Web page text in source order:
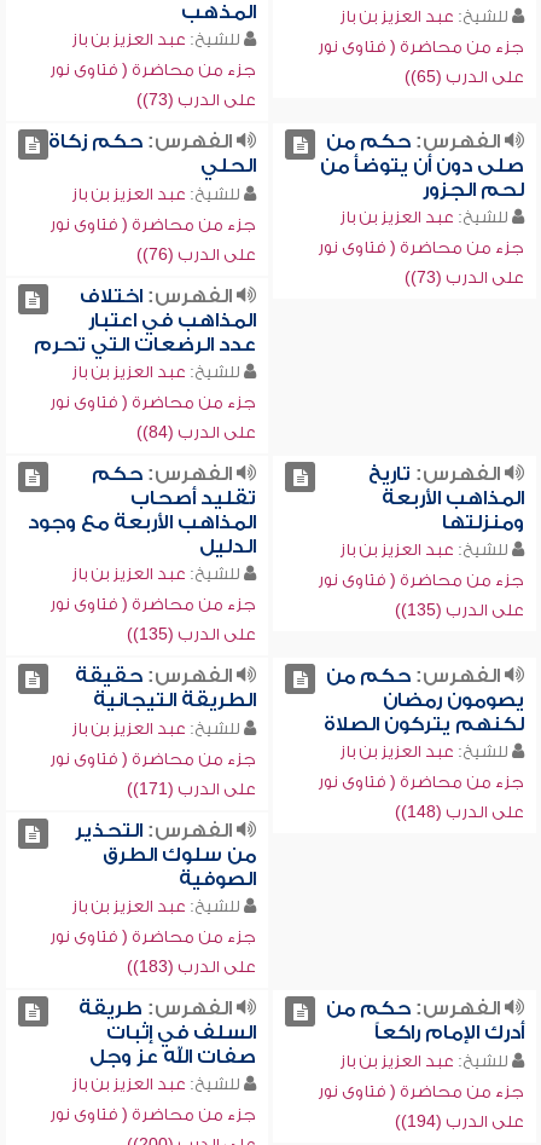
للشيخ: عبد العزيز بن باز
جزء من محاضرة ( فتاوى نور
على الدرب (65))
المذهب
للشيخ: عبد العزيز بن باز
جزء من محاضرة ( فتاوى نور
على الدرب (73))
الفهرس:حكم من
صلى دون أن يتوضأ من
لحم الجزور
للشيخ: عبد العزيز بن باز
جزء من محاضرة ( فتاوى نور
على الدرب (73))
الفهرس:حكم زكاة
الحلي
للشيخ: عبد العزيز بن باز
جزء من محاضرة ( فتاوى نور
على الدرب (76))
الفهرس:اختلاف
المذاهب في اعتبار
عدد الرضعات التي تحرم
للشيخ: عبد العزيز بن باز
جزء من محاضرة ( فتاوى نور
على الدرب (84))
الفهرس: تاريخ
المذاهب الأربعة
ومنزلتها
للشيخ: عبد العزيز بن باز
جزء من محاضرة ( فتاوى نور
على الدرب (135))
الفهرس:حكم
تقليد أصحاب
المذاهب الأربعة مع وجود
الدليل
للشيخ: عبد العزيز بن باز
جزء من محاضرة ( فتاوى نور
على الدرب (135))
الفهرس:حكم من
يصومون رمضان
لكنهم يتركون الصلاة
للشيخ: عبد العزيز بن باز
جزء من محاضرة ( فتاوى نور
على الدرب (148))
الفهرس:حقيقة
الطريقة التيجانية
للشيخ: عبد العزيز بن باز
جزء من محاضرة ( فتاوى نور
على الدرب (171))
الفهرس:التحذير
من سلوك الطرق
الصوفية
للشيخ: عبد العزيز بن باز
جزء من محاضرة ( فتاوى نور
على الدرب (183))
الفهرس:حكم من
أدرك الإمام راكعاً
للشيخ: عبد العزيز بن باز
جزء من محاضرة ( فتاوى نور
على الدرب (194))
الفهرس: طريقة
السلف في إثبات
صفات الله عز وجل
للشيخ: عبد العزيز بن باز
جزء من محاضرة ( فتاوى نور